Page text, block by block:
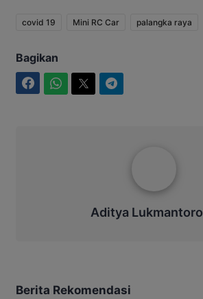
covid 19 Mini RC Car palangka raya
Bagikan
Aditya Lukmantoro
Berita Rekomendasi